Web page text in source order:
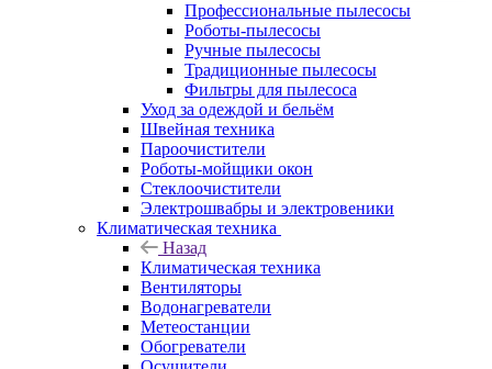
Профессиональные пылесосы
Роботы-пылесосы
Ручные пылесосы
Традиционные пылесосы
Фильтры для пылесоса
Уход за одеждой и бельём
Швейная техника
Пароочистители
Роботы-мойщики окон
Стеклоочистители
Электрошвабры и электровеники
Климатическая техника
Назад
Климатическая техника
Вентиляторы
Водонагреватели
Метеостанции
Обогреватели